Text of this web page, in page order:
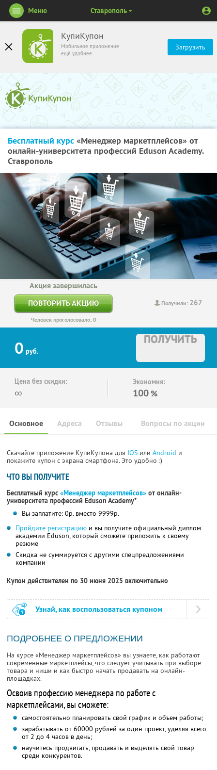
КупиКупон
Мобильное приложение
ещё удобнее
Загрузить
Меню Ставрополь
Бесплатный курс «Менеджер маркетплейсов» от
онлайн-университета профессий Eduson Academy.
Ставрополь
Получили: 267
Акция завершилась
ПОВТОРИТЬ АКЦИЮ
Человек проголосовало: 0
0 руб.
ПОЛУЧИТЬ
Цена без скидки:
∞
Экономия:
100 %
Основное Отзывы Вопросы по акции
Адреса
Скачайте приложение КупиКупона для IOS или Android и
покажите купон с экрана смартфона. Это удобно :)
ЧТО ВЫ ПОЛУЧИТЕ
Бесплатный курс «Менеджер маркетплейсов» от онлайн-
университета профессий Eduson Academy*
Вы заплатите: 0р. вместо 9999р.
Пройдите регистрацию и вы получите официальный диплом
академии Eduson, который сможете приложить к своему
резюме
Скидка не суммируется с другими спецпредложениями
компании
Купон действителен по 30 июня 2025 включительно
Узнай, как воспользоваться купоном
ПОДРОБНЕЕ О ПРЕДЛОЖЕНИИ
На курсе «Менеджер маркетплейсов» вы узнаете, как работают
современные маркетплейсы, что следует учитывать при выборе
товара и ниши и как быстро начать продавать на онлайн-
площадках.
Освоив профессию менеджера по работе с
маркетплейсами, вы сможете:
самостоятельно планировать свой график и объем работы;
зарабатывать от 60000 рублей за один проект, уделяя всего
от 2 до 4 часов в день;
научитесь продвигать, продавать и выделять свой товар
среди конкурентов.